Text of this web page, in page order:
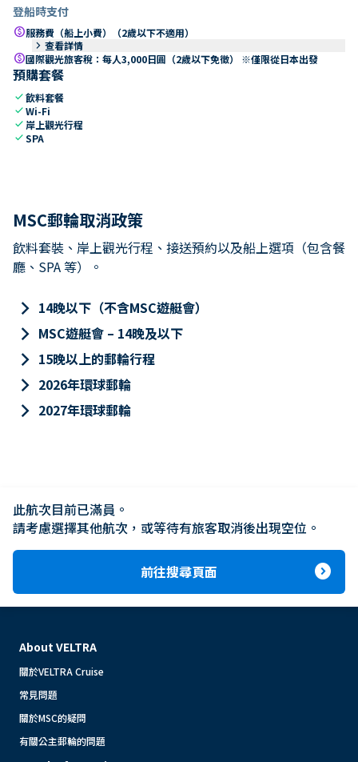
登船時支付
paid服務費（船上小費）（2歲以下不適用）
keyboard_arrow_right 查看詳情
paid國際觀光旅客稅：每人3,000日圓（2歲以下免徵） ※僅限從日本出發
預購套餐
check飲料套餐
checkWi-Fi
check 岸上觀光行程
checkSPA
MSC郵輪取消政策
飲料套裝、岸上觀光行程、接送預約以及船上選項（包含餐
廳、SPA 等）。
keyboard_arrow_right 14晚以下（不含MSC遊艇會）
keyboard_arrow_right MSC遊艇會 – 14晚及以下
keyboard_arrow_right 15晚以上的郵輪行程
keyboard_arrow_right 2026年環球郵輪
keyboard_arrow_right 2027年環球郵輪
此航次目前已滿員。
請考慮選擇其他航次，或等待有旅客取消後出現空位。
前往搜尋頁面 expand_circle_right
About VELTRA
關於VELTRA Cruise
常見問題
關於MSC的疑問
有關公主郵輪的問題